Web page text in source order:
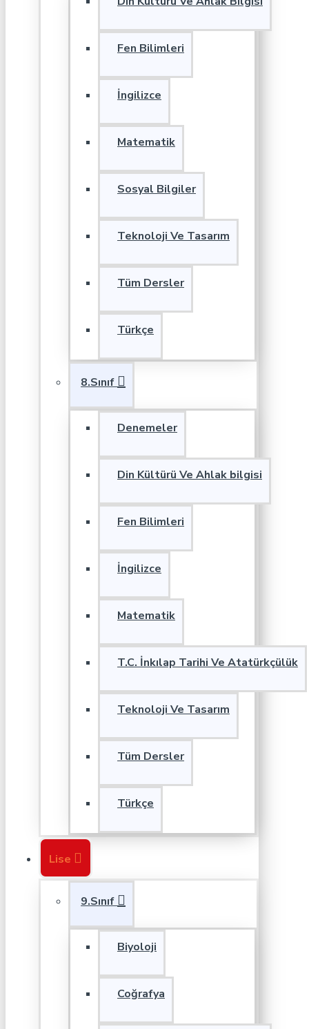
Fen Bilimleri
İngilizce
Matematik
Sosyal Bilgiler
Teknoloji Ve Tasarım
Tüm Dersler
Türkçe
8.Sınıf
Denemeler
Din Kültürü Ve Ahlak bilgisi
Fen Bilimleri
İngilizce
Matematik
T.C. İnkılap Tarihi Ve Atatürkçülük
Teknoloji Ve Tasarım
Tüm Dersler
Türkçe
Lise
9.Sınıf
Biyoloji
Coğrafya